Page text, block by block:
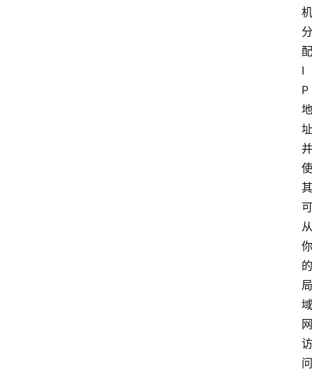
机
分
配
I
P
地
址
并
使
其
可
从
你
的
局
域
网
访
问